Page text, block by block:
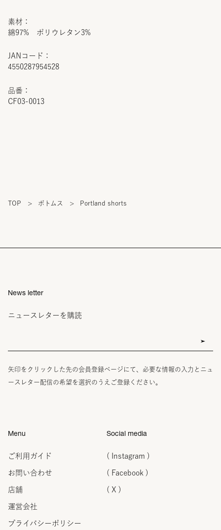
JANコード：
4550287954528
品番：
CF03-0013
素材：
綿97% ポリウレタン3%
TOP > ボトムス > Portland shorts
News letter
ニュースレターを購読
矢印をクリックした先の会員登録ページにて、必要な情報の入力とニュ
ースレター配信の希望を選択のうえご登録ください。
Menu
ご利用ガイド
お問い合わせ
店舗
運営会社
プライバシーポリシー
Social media
( Instagram )
( Facebook )
( X )